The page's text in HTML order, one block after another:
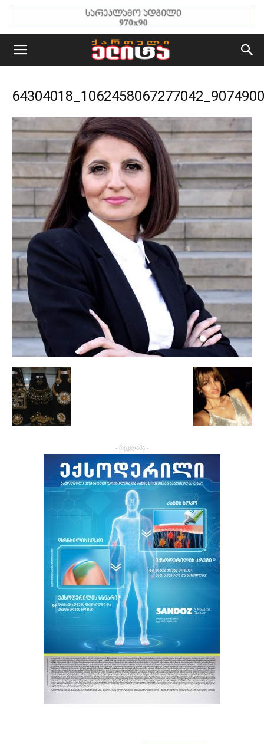
- რეკლამა -